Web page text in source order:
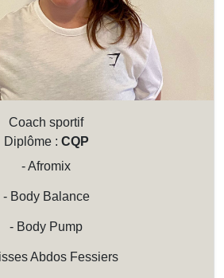
Coach sportif
Diplôme : CQP
- Afromix
- Body Balance
- Body Pump
Abdos Fessiers